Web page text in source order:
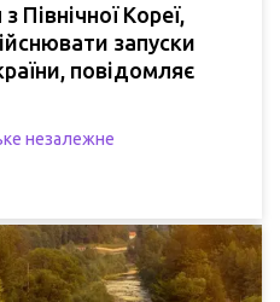
Північної Кореї,
запуски
повідомляє
незалежне